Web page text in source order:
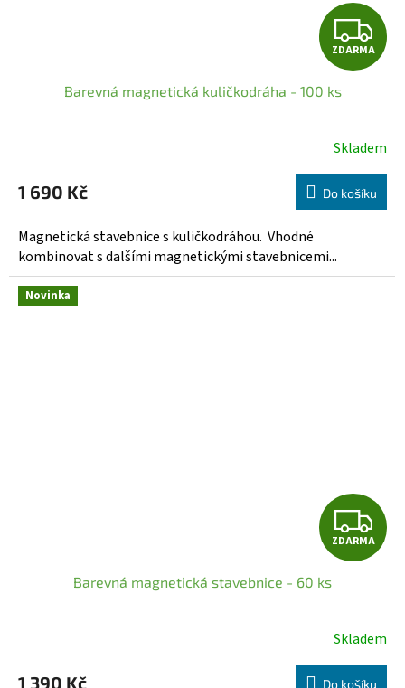
Z
D
R
M
A
ZDARMA
Barevná magnetická kuličkodráha - 100 ks
produktu
5,0
z
5
hvězdiček.
Skladem
1 690 Kč Do košíku
Magnetická stavebnice s kuličkodráhou. Vhodné
kombinovat s dalšími magnetickými stavebnicemi...
Novinka
Z
D
R
M
ZDARMA
Barevná magnetická stavebnice - 60 ks
produktu
Skladem
1 390 Kč Do košíku